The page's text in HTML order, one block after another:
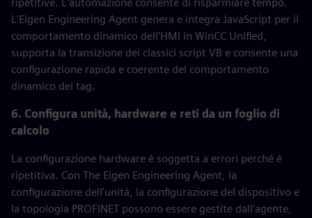
L'Eigen Engineering Agent genera e integra JavaScript per il
comportamento dinamico dell'HMI in WinCC Unified,
supporta la transizione dei classici script VB e consente una
configurazione rapida e coerente del comportamento
dinamico dei tag.
6. Configura unità, hardware e reti da un foglio di
calcolo
La configurazione hardware è soggetta a errori perché è
ripetitiva. Con The Eigen Engineering Agent, la
configurazione dell'unità, la configurazione del dispositivo e
la topologia PROFINET possono essere gestite dall'agente,